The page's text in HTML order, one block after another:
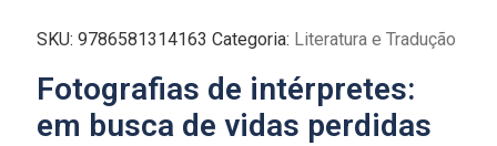
SKU: 9786581314163 Categoria: Literatura e Tradução
Fotografias de intérpretes:
em busca de vidas perdidas